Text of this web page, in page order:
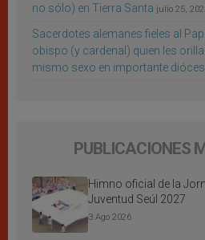
no sólo) en Tierra Santa julio 25,
Sacerdotes alemanes fieles al
obispo (y cardenal) quien les
mismo sexo en importante
PUBLICACIONES
Himno oficial de la
Juventud Seúl 2027
3 Ago 2026